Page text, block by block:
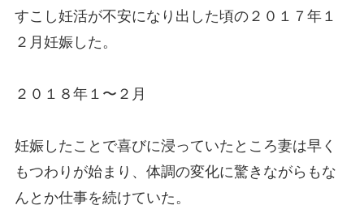
すこし妊活が不安になり出した頃の２０１７年１
２月妊娠した。
２０１８年１〜２月
妊娠したことで喜びに浸っていたところ妻は早く
もつわりが始まり、体調の変化に驚きながらもな
んとか仕事を続けていた。